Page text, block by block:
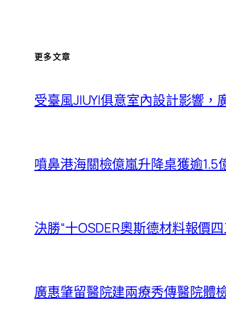
更多文章
受臺風JIUYI俱意室內設計影響
噴鼻港海關檢億嵐升降桌獲逾1.5
決勝“十OSDER奧斯德材料報價
廣惠肇留醫院建兩療秀傳醫院體